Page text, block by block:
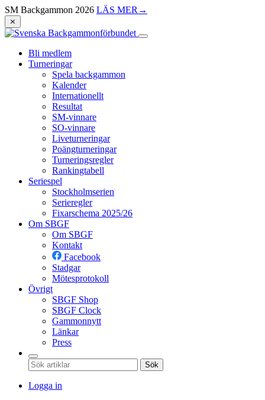
SM Backgammon 2026 LÄS MER →
⨯
Bli medlem
Turneringar
Spela backgammon
Kalender
Internationellt
Resultat
SM-vinnare
SO-vinnare
Liveturneringar
Poängturneringar
Turneringsregler
Rankingtabell
Seriespel
Stockholmserien
Serieregler
Fixarschema 2025/26
Om SBGF
Om SBGF
Kontakt
Facebook
Stadgar
Mötesprotokoll
Övrigt
SBGF Shop
SBGF Clock
Gammonnytt
Länkar
Press
Sök
Logga in